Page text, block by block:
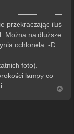
przekraczając iluś
Można na dłuższe
ochłonęła :-D
foto).
lampy co